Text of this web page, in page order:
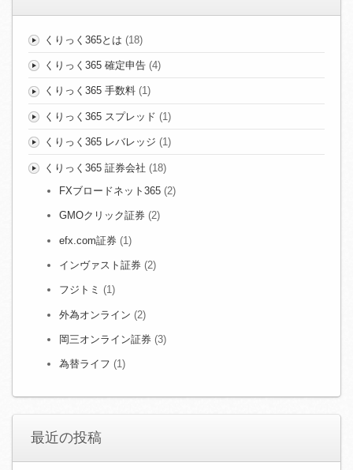
くりっく365とは (18)
くりっく365 確定申告(4)
くりっく365 手数料(1)
くりっく365 スプレッド (1)
くりっく365 レバレッジ (1)
くりっく365 証券会社 (18)
FXブロードネット365 (2)
GMOクリック証券 (2)
efx.com証券 (1)
インヴァスト証券 (2)
フジトミ (1)
外為オンライン (2)
岡三オンライン証券 (3)
為替ライフ (1)
最近の投稿